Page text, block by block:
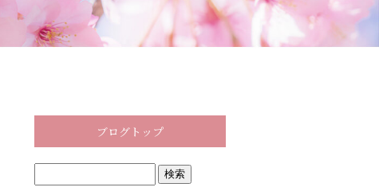
ブログトップ